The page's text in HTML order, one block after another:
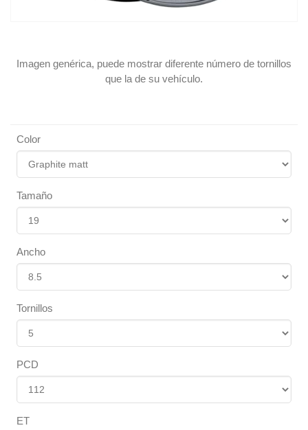
Imagen genérica, puede mostrar diferente número de tornillos
que la de su vehículo.
Color
Tamaño
Ancho
Tornillos
PCD
ET